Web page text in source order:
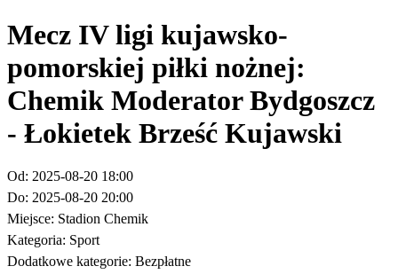
Mecz IV ligi kujawsko-
pomorskiej piłki nożnej:
Chemik Moderator Bydgoszcz
- Łokietek Brześć Kujawski
Od: 2025-08-20 18:00
Do: 2025-08-20 20:00
Miejsce: Stadion Chemik
Kategoria: Sport
Dodatkowe kategorie: Bezpłatne